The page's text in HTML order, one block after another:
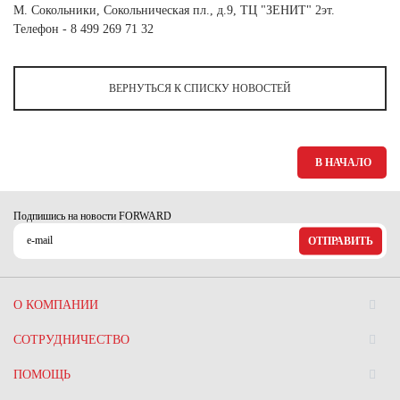
Ханты-Мансийский автономный округ (3)
Челябинская область (2)
Ямало-Ненецкий автономный округ (1)
Ярославская область (1)
М. Сокольники, Сокольническая пл., д.9, ТЦ "ЗЕНИТ" 2эт.
Телефон - 8 499 269 71 32
ВЕРНУТЬСЯ К СПИСКУ НОВОСТЕЙ
В НАЧАЛО
Подпишись на новости FORWARD
ОТПРАВИТЬ
О КОМПАНИИ
СОТРУДНИЧЕСТВО
ПОМОЩЬ